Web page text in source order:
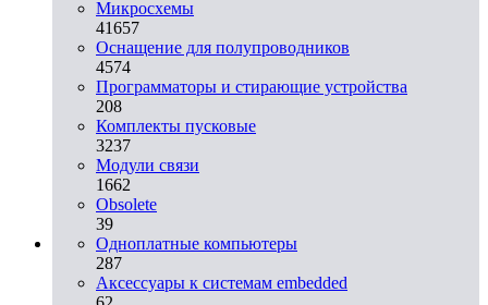
Микросхемы
41657
Оснащение для полупроводников
4574
Программаторы и стирающие устройства
208
Комплекты пусковые
3237
Модули связи
1662
Obsolete
39
Одноплатные компьютеры
287
Аксессуары к системам embedded